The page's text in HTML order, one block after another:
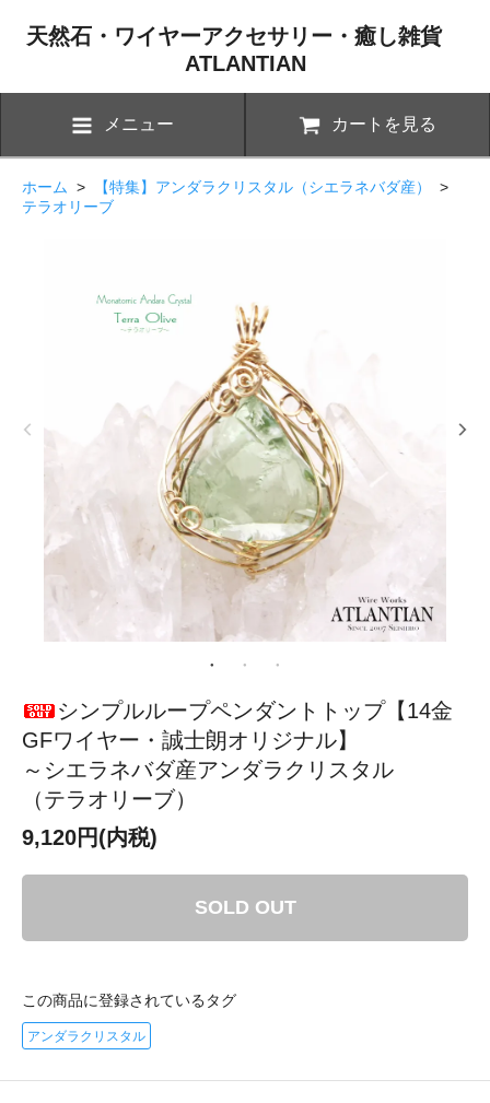
天然石・ワイヤーアクセサリー・癒し雑貨
ATLANTIAN
メニュー カートを見る
ホーム > 【特集】アンダラクリスタル（シエラネバダ産）
>
テラオリーブ
シンプルループペンダントトップ【14金
GFワイヤー・誠士朗オリジナル】
～シエラネバダ産アンダラクリスタル
（テラオリーブ）
9,120円(内税)
SOLD OUT
この商品に登録されているタグ
アンダラクリスタル